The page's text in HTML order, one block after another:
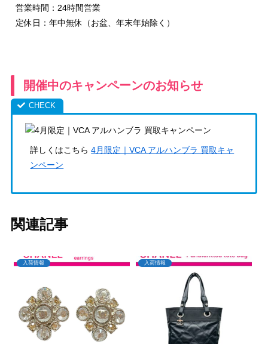
営業時間：24時間営業
定休日：年中無休（お盆、年末年始除く）
開催中のキャンペーンのお知らせ
詳しくはこちら4月限定｜VCA アルハンブラ 買取キャ
ンペーン
関連記事
入荷情報 入荷情報